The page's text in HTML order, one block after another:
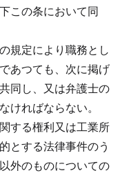
この条において同
の規定により職務とし
あつても、次に掲げ
同し、又は弁護士の
ければならない。
する権利又は工業所
とする法律事件のう
外のものについての